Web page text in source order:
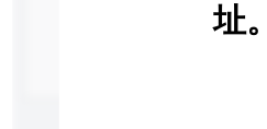
址。